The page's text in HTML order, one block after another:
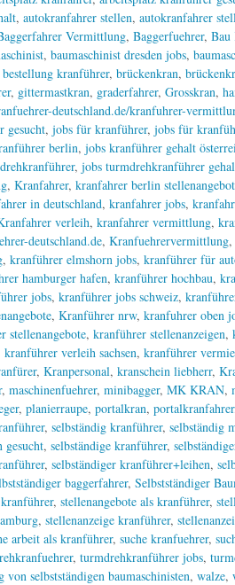
, autokranfahrer stellen, autokranfahrer
Vermittlung, Baggerfuehrer, Bau
, baumaschinist dresden jobs,
bestellung kranführer, brückenkran,
, gittermastkran, graderfahrer, Grosskran,
deutschland.de/kranfuhrer-
gesucht, jobs für kranführer, jobs für
berlin, jobs kranführer gehalt
, jobs turmdrehkranführer
, Kranfahrer, kranfahrer berlin
in deutschland, kranfahrer jobs,
verleih, kranfahrer vermittlung,
deutschland.de, Kranfuehrervermittlung,
, kranführer elmshorn jobs, kranführer für
hamburger hafen, kranführer hochbau,
jobs, kranführer jobs schweiz,
, Kranführer nrw, kranfuhrer oben
stellenangebote, kranführer stellenanzeigen,
kranführer verleih sachsen, kranführer
, Kranpersonal, kranschein liebherr,
, maschinenfuehrer, minibagger, MK KRAN,
, planierraupe, portalkran, portalkranfahrer,
, selbständig kranführer, selbständig
gesucht, selbständige kranführer,
, selbständiger kranführer+leihen,
baggerfahrer, Selbstständiger
, stellenangebote als kranführer,
, stellenanzeige kranführer,
arbeit als kranführer, suche kranfuehrer,
, turmdrehkranführer jobs,
selbstständigen baumaschinisten, walze,